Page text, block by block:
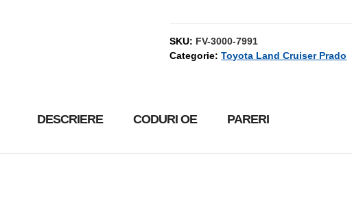
SKU: FV-3000-7991
Categorie:Toyota Land Cruiser Prado
DESCRIERE CODURI OE PARERI